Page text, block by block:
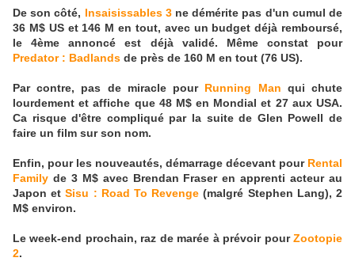
De son côté, Insaisissables 3ne démérite pas d'un cumul de
36 M$ US et 146 M en tout, avec un budget déjà remboursé,
le 4ème annoncé est déjà validé. Même constat pour
Predator : Badlands de près de 160 M en tout (76 US).
Par contre, pas de miracle pour Running Man qui chute
lourdement et affiche que 48 M$ en Mondial et 27 aux USA.
Ca risque d'être compliqué par la suite de Glen Powell de
faire un film sur son nom.
Enfin, pour les nouveautés, démarrage décevant pour Rental
Family de 3 M$ avec Brendan Fraser en apprenti acteur au
Japon etSisu : Road To Revenge (malgré Stephen Lang), 2
M$ environ.
Le week-end prochain, raz de marée à prévoir pourZootopie
2.